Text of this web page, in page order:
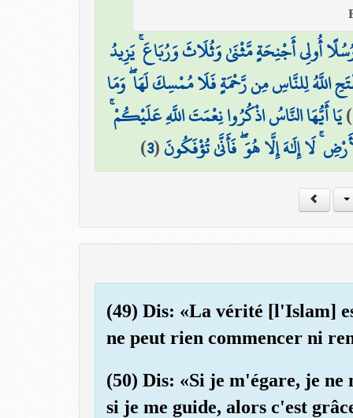
أُولِي أَجْنِحَةٍ مَّثْنَىٰ وَثُلَاثَ وَرُبَاعَ ۚ يَزِيدُ
اللَّهُ لِلنَّاسِ مِن رَّحْمَةٍ فَلَا مُمْسِكَ لَهَا ۖ وَمَا
)يَا أَيُّهَا النَّاسُ اذْكُرُوا نِعْمَتَ اللَّهِ عَلَيْكُمْ ۚ
لَا إِلَٰهَ إِلَّا هُوَ ۖ فَأَنَّىٰ تُؤْفَكُونَ(
3
)
(49) Dis: «La vérité [l'Islam]
ne peut rien commencer ni
(50) Dis: «Si je m'égare, je ne
si je me guide, alors c'est